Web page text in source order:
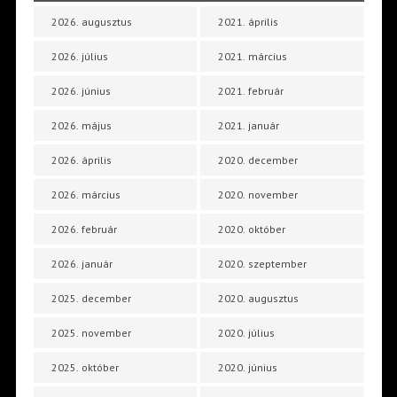
2026. augusztus
2026. július
2026. június
2026. május
2026. április
2026. március
2026. február
2026. január
2025. december
2025. november
2025. október
2021. április
2021. március
2021. február
2021. január
2020. december
2020. november
2020. október
2020. szeptember
2020. augusztus
2020. július
2020. június